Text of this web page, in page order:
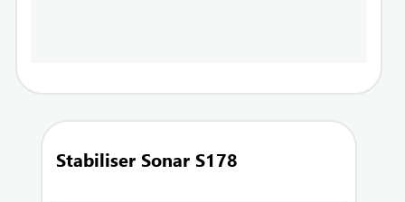
Stabiliser Sonar S178